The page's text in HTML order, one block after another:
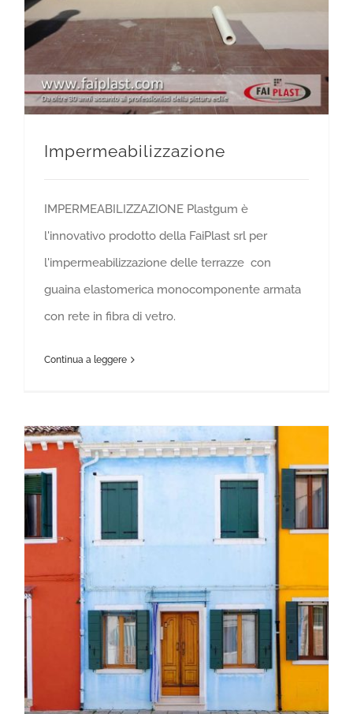
Impermeabilizzazione
IMPERMEABILIZZAZIONE Plastgum è
l'innovativo prodotto della FaiPlast srl per
l'impermeabilizzazione delle terrazze con
guaina elastomerica monocomponente armata
con rete in fibra di vetro.
Continua a leggere